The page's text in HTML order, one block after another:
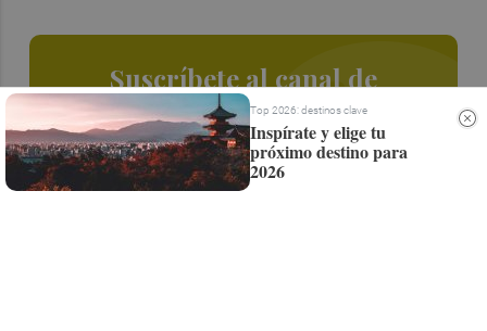
Suscríbete al canal de
Whatsapp
Siempre al día de las últimas noticias
¡Quiero suscribirme!
Top 2026: destinos clave
Inspírate y elige tu
próximo destino para
2026